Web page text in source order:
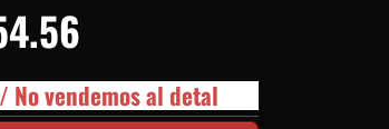
No vendemos al detal